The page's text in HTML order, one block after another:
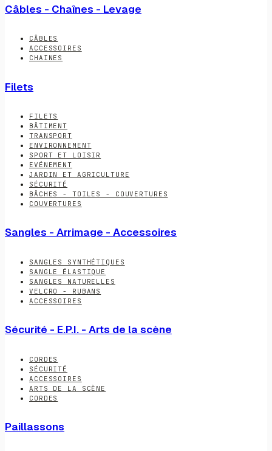
Câbles - Chaînes - Levage
CÂBLES
ACCESSOIRES
CHAINES
Filets
FILETS
BÂTIMENT
TRANSPORT
ENVIRONNEMENT
SPORT ET LOISIR
EVÉNEMENT
JARDIN ET AGRICULTURE
SÉCURITÉ
BÂCHES - TOILES - COUVERTURES
COUVERTURES
Sangles - Arrimage - Accessoires
SANGLES SYNTHÉTIQUES
SANGLE ÉLASTIQUE
SANGLES NATURELLES
VELCRO - RUBANS
ACCESSOIRES
Sécurité - E.P.I. - Arts de la scène
CORDES
SÉCURITÉ
ACCESSOIRES
ARTS DE LA SCÈNE
CORDES
Paillassons